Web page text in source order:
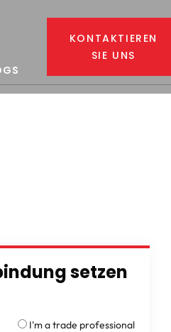
KONTAKTIEREN
SIE UNS
setzen
I'm a trade professional